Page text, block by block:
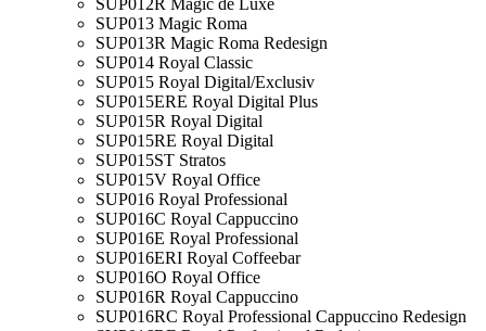
SUP013 Magic Roma
SUP013R Magic Roma Redesign
SUP014 Royal Classic
SUP015 Royal Digital/Exclusiv
SUP015ERE Royal Digital Plus
SUP015R Royal Digital
SUP015RE Royal Digital
SUP015ST Stratos
SUP015V Royal Office
SUP016 Royal Professional
SUP016C Royal Cappuccino
SUP016E Royal Professional
SUP016ERI Royal Coffeebar
SUP016O Royal Office
SUP016R Royal Cappuccino
SUP016RC Royal Professional Cappuccino Redesign